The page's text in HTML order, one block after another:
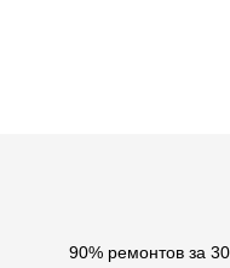
90% ремонтов за